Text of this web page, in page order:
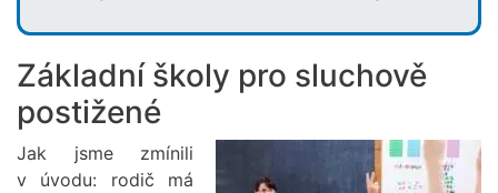
Základní školy pro sluchově
postižené
Jak jsme zmínili
v úvodu: rodič má